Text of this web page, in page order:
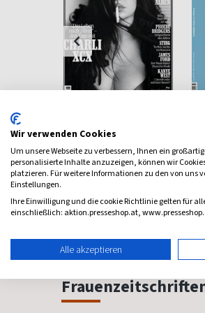
4,80
Rock- und Popkultur
ab 10,70 €
Wir verwenden Cookies
Um unsere Webseite zu verbessern, Ihnen ein
personalisierte Inhalte anzuzeigen, können wir
platzieren. Für weitere Informationen zu den von uns
Einstellungen.
Ihre Einwilligung und die cookie Richtlinie gelten für
einschließlich: aktion.presseshop.at,
Alle akzeptieren